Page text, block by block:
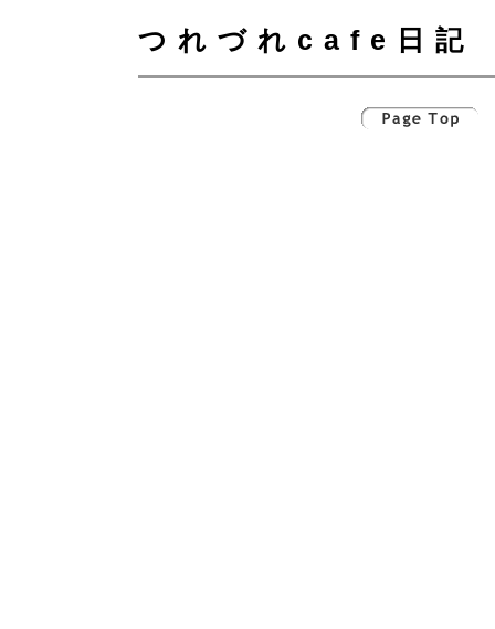
つれづれcafe日記